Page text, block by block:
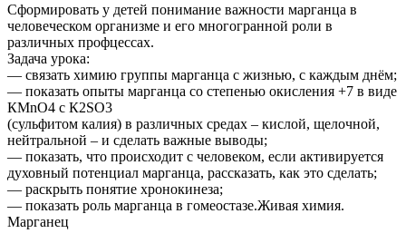
Сформировать у детей понимание важности марганца в
человеческом организме и его многогранной роли в
различных профцессах.
Задача урока:
— связать химию группы марганца с жизнью, с каждым днём;
— показать опыты марганца со степенью окисления +7 в виде
КМnО4 с К2SО3
(сульфитом калия) в различных средах – кислой, щелочной,
нейтральной – и сделать важные выводы;
— показать, что происходит с человеком, если активируется
духовный потенциал марганца, рассказать, как это сделать;
— раскрыть понятие хронокинеза;
— показать роль марганца в гомеостазе.Живая химия.
Марганец